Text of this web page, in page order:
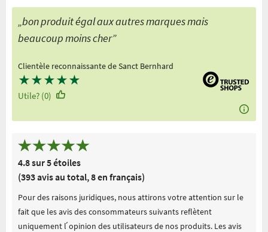
„bon produit égal aux autres marques mais
beaucoup moins cher”
Clientèle reconnaissante de Sanct Bernhard
★★★★★
Utile? (0)
4.8 sur 5 étoiles
(393 avis au total, 8 en français)
Pour des raisons juridiques, nous attirons votre attention sur le
fait que les avis des consommateurs suivants reflètent
uniquement l ́opinion des utilisateurs de nos produits. Les avis